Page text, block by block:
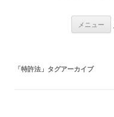
メニュー
「特許法 」タグアーカイブ